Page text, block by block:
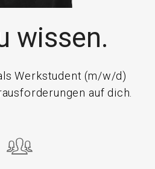
wissen.
Werkstudent (m/w/d)
auf dich.